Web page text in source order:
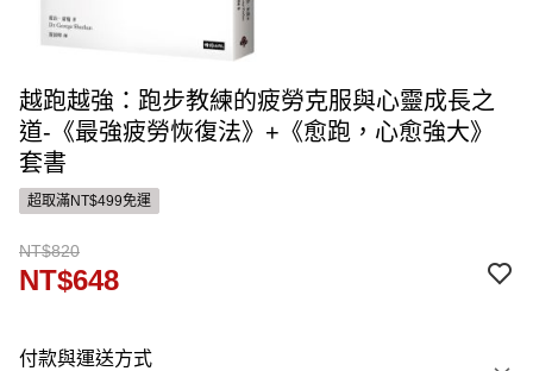
越跑越強：跑步教練的疲勞克服與心靈成長之
道-《最強疲勞恢復法》+《愈跑，心愈強大》
套書
超取滿NT$499免運
NT$820
NT$648
付款與運送方式